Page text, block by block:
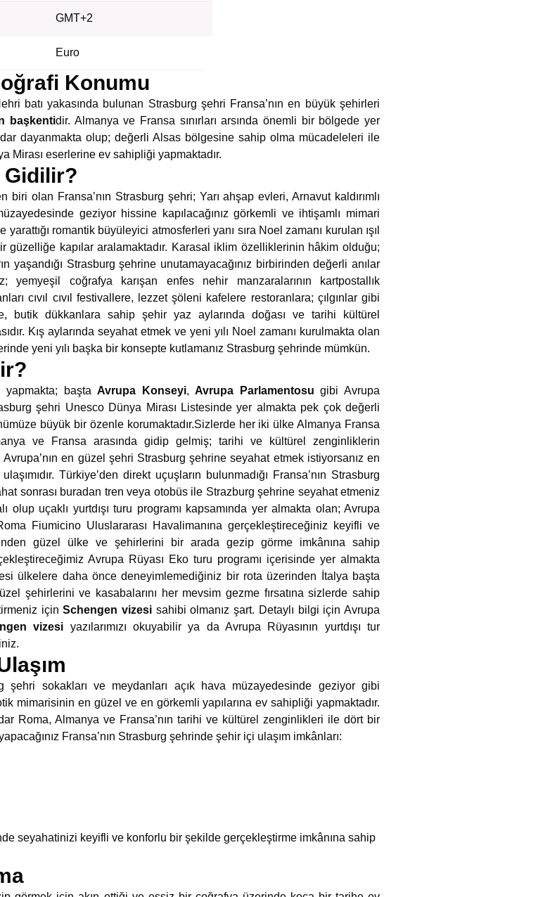
GMT+2
Euro
Konumu
batı yakasında bulunan Strasburg şehri Fransa’nın en büyük şehirleri
başkentidir. Almanya ve Fransa sınırları arsında önemli bir bölgede yer
dayanmakta olup; değerli Alsas bölgesine sahip olma mücadeleleri ile
Mirası eserlerine ev sahipliği yapmaktadır.
Gidilir?
olan Fransa’nın Strasburg şehri; Yarı ahşap evleri, Arnavut kaldırımlı
geziyor hissine kapılacağınız görkemli ve ihtişamlı mimari
romantik büyüleyici atmosferleri yanı sıra Noel zamanı kurulan ışıl
güzelliğe kapılar aralamaktadır. Karasal iklim özelliklerinin hâkim olduğu;
yaşandığı Strasburg şehrine unutamayacağınız birbirinden değerli anılar
yemyeşil coğrafya karışan enfes nehir manzaralarının kartpostallık
cıvıl cıvıl festivallere, lezzet şöleni kafelere restoranlara; çılgınlar gibi
butik dükkanlara sahip şehir yaz aylarında doğası ve tarihi kültürel
Kış aylarında seyahat etmek ve yeni yılı Noel zamanı kurulmakta olan
yeni yılı başka bir konsepte kutlamanız Strasburg şehrinde mümkün.
yapmakta; baştaAvrupa Konseyi,Avrupa Parlamentosugibi Avrupa
şehri Unesco Dünya Mirası Listesinde yer almakta pek çok değerli
büyük bir özenle korumaktadır.Sizlerde her iki ülke Almanya Fransa
ve Fransa arasında gidip gelmiş; tarihi ve kültürel zenginliklerin
en güzel şehri Strasburg şehrine seyahat etmek istiyorsanız en
Türkiye’den direkt uçuşların bulunmadığı Fransa’nın Strasburg
sonrası buradan tren veya otobüs ile Strazburg şehrine seyahat etmeniz
uçaklı yurtdışı turu programı kapsamında yer almakta olan; Avrupa
Fiumicino Uluslararası Havalimanına gerçekleştireceğiniz keyifli ve
güzel ülke ve şehirlerini bir arada gezip görme imkânına sahip
Avrupa Rüyası Eko turu programı içerisinde yer almakta
ülkelere daha önce deneyimlemediğiniz bir rota üzerinden İtalya başta
şehirlerini ve kasabalarını her mevsim gezme fırsatına sizlerde sahip
içinSchengen vizesi sahibi olmanız şart. Detaylı bilgi için Avrupa
vizesi yazılarımızı okuyabilir ya da Avrupa Rüyasının yurtdışı tur
sokakları ve meydanları açık hava müzayedesinde geziyor gibi
mimarisinin en güzel ve en görkemli yapılarına ev sahipliği yapmaktadır.
Roma, Almanya ve Fransa’nın tarihi ve kültürel zenginlikleri ile dört bir
Fransa’nın Strasburg şehrinde şehir içi ulaşım imkânları:
seyahatinizi keyifli ve konforlu bir şekilde gerçekleştirme imkânına sahip